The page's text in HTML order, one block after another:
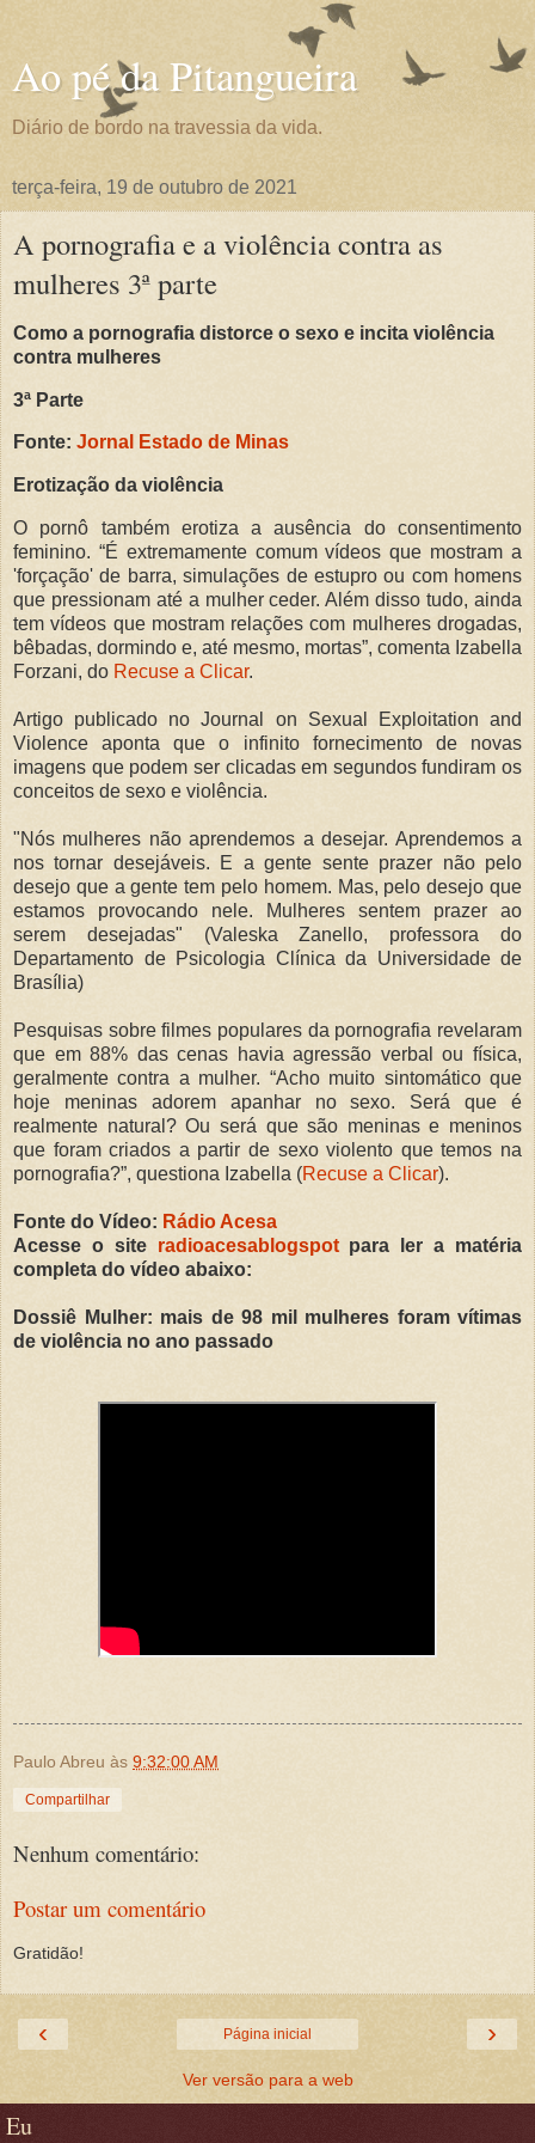
Ao pé da Pitangueira
Diário de bordo na travessia da vida.
terça-feira, 19 de outubro de 2021
A pornografia e a violência contra as
mulheres 3ª parte
Como a pornografia distorce o sexo e incita violência
contra mulheres
3ª Parte
Fonte: Jornal Estado de Minas
Erotização da violência
O pornô também erotiza a ausência do consentimento
feminino. “É extremamente comum vídeos que mostram a
'forçação' de barra, simulações de estupro ou com homens
que pressionam até a mulher ceder. Além disso tudo, ainda
tem vídeos que mostram relações com mulheres drogadas,
bêbadas, dormindo e, até mesmo, mortas”, comenta Izabella
Forzani, do Recuse a Clicar.
Artigo publicado no Journal on Sexual Exploitation and
Violence aponta que o infinito fornecimento de novas
imagens que podem ser clicadas em segundos fundiram os
conceitos de sexo e violência.
"Nós mulheres não aprendemos a desejar. Aprendemos a
nos tornar desejáveis. E a gente sente prazer não pelo
desejo que a gente tem pelo homem. Mas, pelo desejo que
estamos provocando nele. Mulheres sentem prazer ao
serem desejadas" (Valeska Zanello, professora do
Departamento de Psicologia Clínica da Universidade de
Brasília)
Pesquisas sobre filmes populares da pornografia revelaram
que em 88% das cenas havia agressão verbal ou física,
geralmente contra a mulher. “Acho muito sintomático que
hoje meninas adorem apanhar no sexo. Será que é
realmente natural? Ou será que são meninas e meninos
que foram criados a partir de sexo violento que temos na
pornografia?”, questiona Izabella (Recuse a Clicar).
Fonte do Vídeo: Rádio Acesa
Acesse o site radioacesablogspotpara ler a matéria
completa do vídeo abaixo:
Dossiê Mulher: mais de 98 mil mulheres foram vítimas
de violência no ano passado
Paulo Abreu às 9:32:00 AM
Compartilhar
Nenhum comentário:
Postar um comentário
Gratidão!
‹ ›
Página inicial
Ver versão para a web
Eu